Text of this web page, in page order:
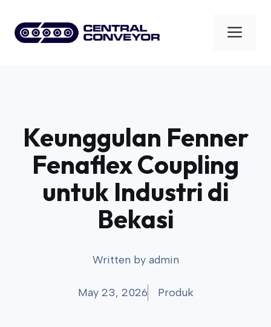
content
Keunggulan Fenner
Fenaflex Coupling
untuk Industri di
Bekasi
Written by admin
May 23, 2026 Produk